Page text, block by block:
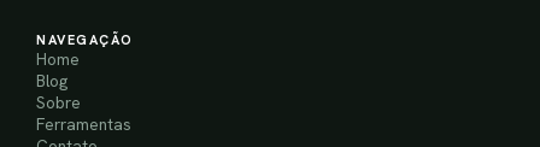
NAVEGAÇÃO
Home
Blog
Sobre
Ferramentas